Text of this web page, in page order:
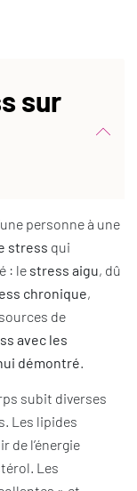
sur
personne à une
stress qui
: le stress aigu, dû
chronique,
de
avec les
démontré
subit diverses
Les lipides
de l’énergie
Les